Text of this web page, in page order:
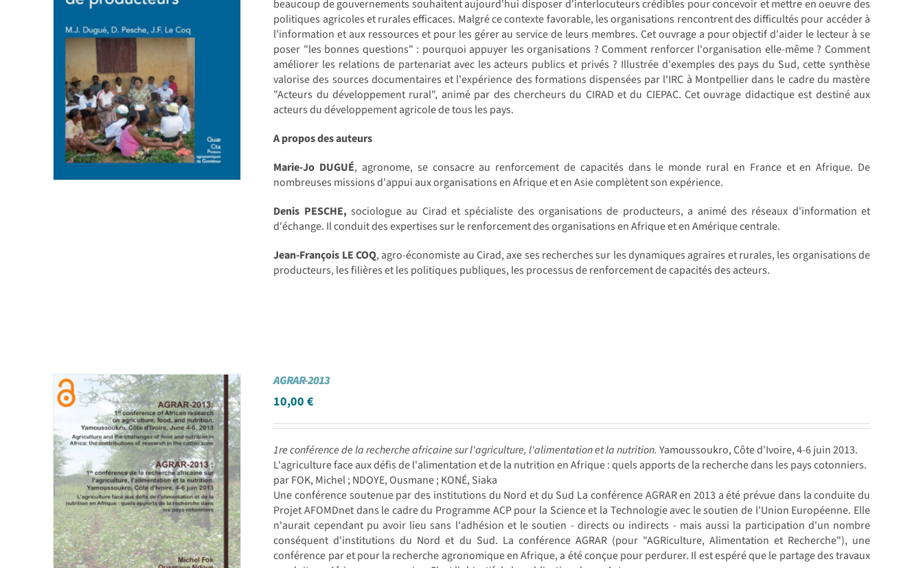
beaucoup de gouvernements souhaitent aujourd'hui disposer d'interlocuteurs crédibles pour concevoir et mettre en oeuvre des
politiques agricoles et rurales efficaces. Malgré ce contexte favorable, les organisations rencontrent des difficultés pour accéder à
l'information et aux ressources et pour les gérer au service de leurs membres. Cet ouvrage a pour objectif d'aider le lecteur à se
poser "les bonnes questions" : pourquoi appuyer les organisations ? Comment renforcer l'organisation elle-même ? Comment
améliorer les relations de partenariat avec les acteurs publics et privés ? Illustrée d'exemples des pays du Sud, cette synthèse
valorise des sources documentaires et l'expérience des formations dispensées par l'IRC à Montpellier dans le cadre du mastère
"Acteurs du développement rural", animé par des chercheurs du CIRAD et du CIEPAC. Cet ouvrage didactique est destiné aux
acteurs du développement agricole de tous les pays.
A propos des auteurs
Marie-Jo DUGUÉ, agronome, se consacre au renforcement de capacités dans le monde rural en France et en Afrique. De
nombreuses missions d'appui aux organisations en Afrique et en Asie complètent son expérience.
Denis PESCHE, sociologue au Cirad et spécialiste des organisations de producteurs, a animé des réseaux d'information et
d'échange. Il conduit des expertises sur le renforcement des organisations en Afrique et en Amérique centrale.
Jean-François LE COQ, agro-économiste au Cirad, axe ses recherches sur les dynamiques agraires et rurales, les organisations de
producteurs, les filières et les politiques publiques, les processus de renforcement de capacités des acteurs.
AGRAR-2013
10,00€
1re conférence de la recherche africaine sur l'agriculture, l'alimentation et la nutrition. Yamoussoukro, Côte d'Ivoire, 4-6 juin 2013.
L'agriculture face aux défis de l'alimentation et de la nutrition en Afrique : quels apports de la recherche dans les pays cotonniers.
par FOK, Michel ; NDOYE, Ousmane ; KONÉ, Siaka
Une conférence soutenue par des institutions du Nord et du Sud La conférence AGRAR en 2013 a été prévue dans la conduite du
Projet AFOMDnet dans le cadre du Programme ACP pour la Science et la Technologie avec le soutien de l'Union Européenne. Elle
n'aurait cependant pu avoir lieu sans l'adhésion et le soutien - directs ou indirects - mais aussi la participation d'un nombre
conséquent d'institutions du Nord et du Sud. La conférence AGRAR (pour "AGRiculture, Alimentation et Recherche"), une
conférence par et pour la recherche agronomique en Afrique, a été conçue pour perdurer. Il est espéré que le partage des travaux